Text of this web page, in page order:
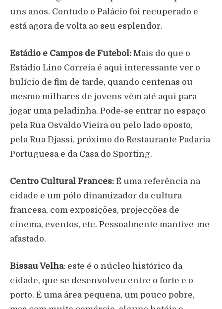
uns anos. Contudo o Palácio foi recuperado e
está agora de volta ao seu esplendor.
Estádio e Campos de Futebol: Mais do que o
Estádio Lino Correia é aqui interessante ver o
bulício de fim de tarde, quando centenas ou
mesmo milhares de jovens vêm até aqui para
jogar uma peladinha. Pode-se entrar no espaço
pela Rua Osvaldo Vieira ou pelo lado oposto,
pela Rua Djassi, próximo do Restaurante Padaria
Portuguesa e da Casa do Sporting.
Centro Cultural Francês: É uma referência na
cidade e um pólo dinamizador da cultura
francesa, com exposições, projecções de
cinema, eventos, etc. Pessoalmente mantive-me
afastado.
Bissau Velha: este é o núcleo histórico da
cidade, que se desenvolveu entre o forte e o
porto. É uma área pequena, um pouco pobre,